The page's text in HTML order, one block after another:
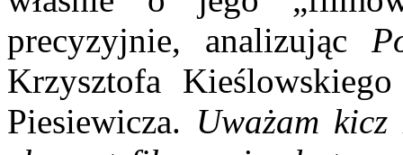
precyzyjnie, analizując
Krzysztofa
Piesiewicza. Uważam kicz